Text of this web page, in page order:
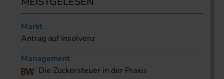
Markt
Antrag auf Insolvenz
Management
Die Zuckersteuer in der Praxis